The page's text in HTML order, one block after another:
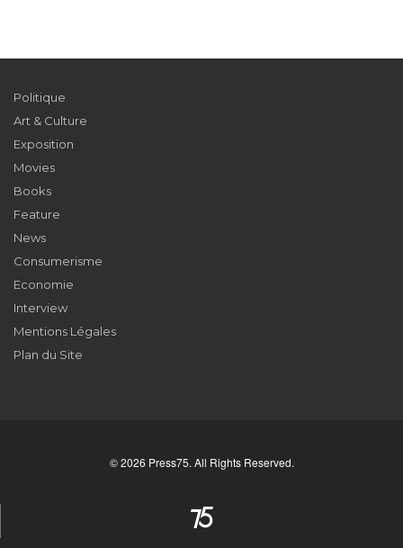
Politique
Art & Culture
Exposition
Movies
Books
Feature
News
Consumerisme
Economie
Interview
Mentions Légales
Plan du Site
© 2026 Press75. All Rights Reserved.